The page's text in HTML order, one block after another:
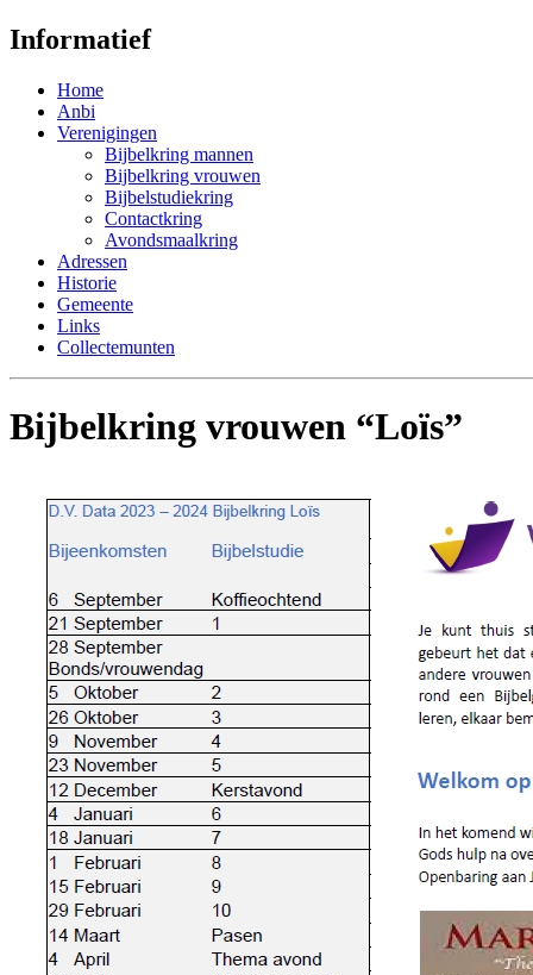
Informatief
Home
Anbi
Verenigingen
Bijbelkring mannen
Bijbelkring vrouwen
Bijbelstudiekring
Contactkring
Avondsmaalkring
Adressen
Historie
Gemeente
Links
Collectemunten
Bijbelkring vrouwen “Loïs”